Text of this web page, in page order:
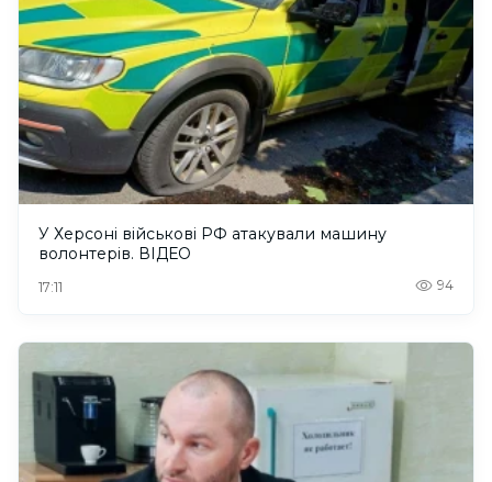
У Херсоні військові РФ атакували машину
волонтерів. ВІДЕО
17:11 94